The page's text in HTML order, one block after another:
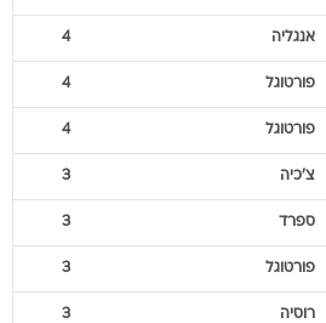
אנגליה 4
פורטוגל 4
פורטוגל 4
צ'כיה 3
ספרד 3
פורטוגל 3
רוסיה 3